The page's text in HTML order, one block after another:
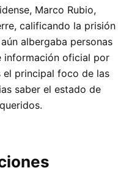
Marco Rubio,
calificando la prisión
albergaba personas
información oficial por
el principal foco de las
saber el estado de